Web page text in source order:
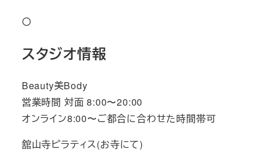
〇
スタジオ情報
Beauty美Body
営業時間 対面 8:00〜20:00
オンライン8:00〜ご都合に合わせた時間帯可
舘山寺ピラティス(お寺にて)